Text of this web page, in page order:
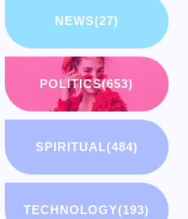
NEWS(27)
POLITICS(653)
SPIRITUAL(484)
TECHNOLOGY(193)